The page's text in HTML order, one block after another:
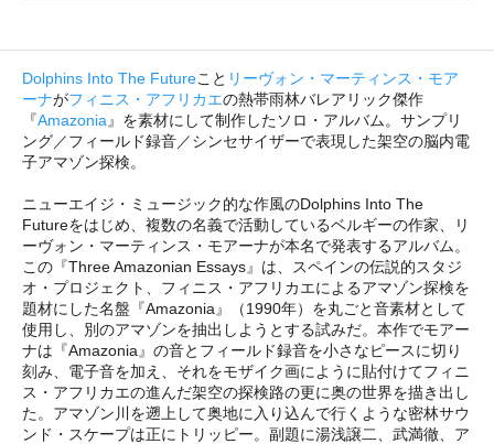
Dolphins Into The Futureこと リーヴォン・マーティンス・モア
ーナがフィニス・アフリカエの熱帯雨林バレアリック傑作
『Amazonia 』を素材にして制作したソロ・アルバム。サンプリ
ング／フィールド録音／シンセサイザーで表現した架空の脳内電
子アマゾン探検。
ニューエイジ・ミュージック的な作風のDolphins Into The
Futureをはじめ、複数の名義で活動しているベルギーの作家、リ
ーヴォン・マーティンス・モアーナが本名で発表するアルバム。
この『Three Amazonian Essays』は、スペインの伝説的スタジ
オ・プロジェクト、フィニス・アフリカエによるアマゾン探検を
題材にした名盤『Amazonia』（1990年）を丸ごと音素材として
使用し、別のアマゾンを抽出しようとする試みだ。本作でモアー
ナは『Amazonia』の音とフィールド録音を小さなピースに切り
刻み、電子音を加え、それをモザイク画にように貼付けてフィニ
ス・アフリカエの進んだ架空の探検路の更に奥の世界を描き出し
た。アマゾン川を遡上して奥地に入り込んで行くような密林サウ
ンド・スケープは正にトリッピー。副題に湯浅譲二、武満徹、ア